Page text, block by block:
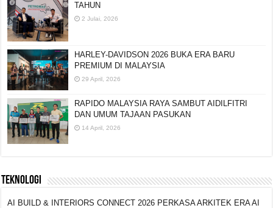
TAHUN
2 Julai, 2026
HARLEY-DAVIDSON 2026 BUKA ERA BARU
PREMIUM DI MALAYSIA
29 April, 2026
RAPIDO MALAYSIA RAYA SAMBUT AIDILFITRI
DAN UMUM TAJAAN PASUKAN
14 April, 2026
TEKNOLOGI
AI BUILD & INTERIORS CONNECT 2026 PERKASA